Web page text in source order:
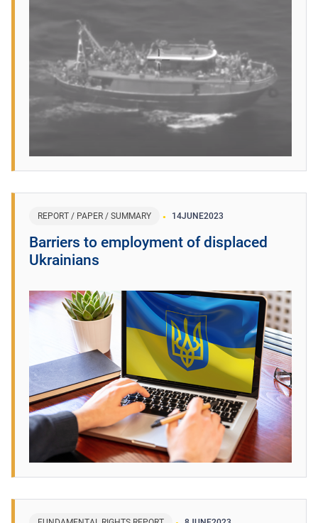
REPORT / PAPER / SUMMARY 14JUNE2023
Barriers to employment of displaced
Ukrainians